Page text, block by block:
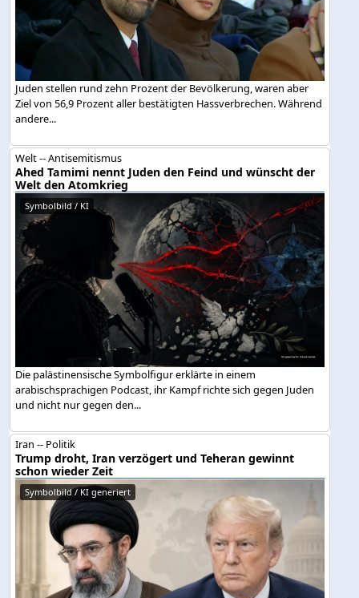
Juden stellen rund zehn Prozent der Bevölkerung, waren aber
Ziel von 56,9 Prozent aller bestätigten Hassverbrechen. Während
andere...
Welt -- Antisemitismus
Ahed Tamimi nennt Juden den Feind und wünscht der
Welt den Atomkrieg
Symbolbild / KI
Die palästinensische Symbolfigur erklärte in einem
arabischsprachigen Podcast, ihr Kampf richte sich gegen Juden
und nicht nur gegen den...
Iran -- Politik
Trump droht, Iran verzögert und Teheran gewinnt
schon wieder Zeit
Symbolbild / KI generiert